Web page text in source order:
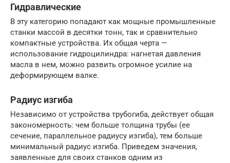
Гидравлические
В эту категорию попадают как мощные промышленные
станки массой в десятки тонн, так и сравнительно
компактные устройства. Их общая черта —
использование гидроцилиндра: нагнетая давления
масла в нем, можно развить огромное усилие на
деформирующем валке.
Радиус изгиба
Независимо от устройства трубогиба, действует общая
закономерность: чем больше толщина трубы (ее
сечение, параллельное радиусу изгиба), тем больше
минимальный радиус изгиба. Приведем значения,
заявленные для своих станков одним из